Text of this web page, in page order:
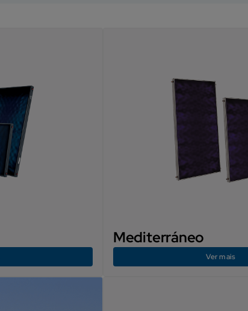
Mediterráneo
Ver mais